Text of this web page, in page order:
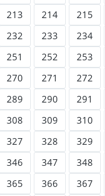
213 214 215
232 233 234
251 252 253
270 271 272
289 290 291
308 309 310
327 328 329
346 347 348
365 366 367